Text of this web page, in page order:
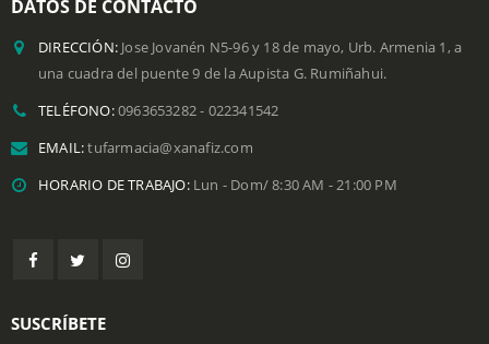
Contáctanos
DATOS DE CONTACTO
DIRECCIÓN: Jose Jovanén N5-96 y 18 de mayo, Urb. Armenia 1, a
una cuadra del puente 9 de la Aupista G. Rumiñahui.
TELÉFONO:0963653282 - 022341542
HORARIO DE TRABAJO: